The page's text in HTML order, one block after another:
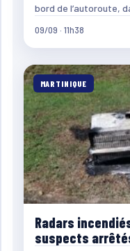
bord de l’autoroute,
09/09 · 11h38
MARTINIQUE
Radars
suspects